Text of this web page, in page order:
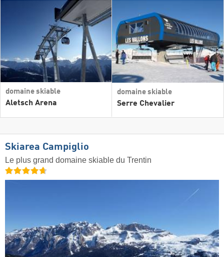
domaine skiable
Aletsch Arena
domaine skiable
Serre Chevalier
Skiarea Campiglio
Le plus grand domaine skiable du Trentin